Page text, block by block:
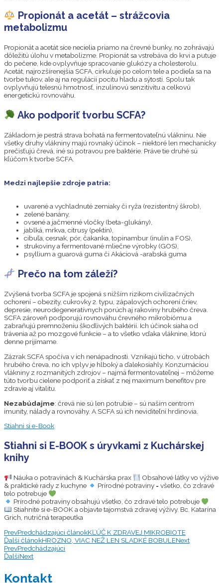
Propionát a acetát – strážcovia
metabolizmu
Propionát a acetát síce necielia priamo na črevné bunky, no zohrávajú
dôležitú úlohu v metabolizme. Propionát sa vstrebáva do krvi a putuje
do pečene, kde ovplyvňuje spracovanie glukózy a cholesterolu.
Acetát, najrozšírenejšia SCFA, cirkuluje po celom tele a podieľa sa na
tvorbe tukov, ale aj na regulácii pocitu hladu a sýtosti. Spolu tak
ovplyvňujú telesnú hmotnosť, inzulínovú senzitivitu a celkovú
energetickú rovnováhu.
Ako podporiť tvorbu SCFA?
Základom je pestrá strava bohatá na fermentovateľnú vlákninu. Nie
všetky druhy vlákniny majú rovnaký účinok – niektoré len mechanicky
prečisťujú črevá, iné sú potravou pre baktérie. Práve tie druhé sú
kľúčom k tvorbe SCFA.
Medzi najlepšie zdroje patria:
uvarené a vychladnuté zemiaky či ryža (rezistentný škrob),
zelené banány,
ovsené a jačmenné vločky (beta-glukány),
jablká, mrkva, citrusy (pektín),
cibuľa, cesnak, pór, čakanka, topinambur (inulín a FOS),
strukoviny a fermentované mliečne výrobky (GOS),
psyllium a guarová guma či Akáciová -arabská guma
Prečo na tom záleží?
Zvýšená tvorba SCFA je spojená s nižším rizikom civilizačných
ochorení – obezity, cukrovky 2. typu, zápalových ochorení čriev,
depresie, neurodegeneratívnych porúch aj rakoviny hrubého čreva.
SCFA zároveň podporujú rovnováhu črevného mikrobiómu a
zabraňujú premnoženiu škodlivých baktérií. Ich účinok siaha od
trávenia až po mozgové funkcie – a to všetko vďaka vláknine, ktorú
denne prijímame.
Zázrak SCFA spočíva v ich nenápadnosti. Vznikajú ticho, v útrobách
hrubého čreva, no ich vplyv je hlboký a ďalekosiahly. Konzumáciou
vlákniny z rozmanitých zdrojov – najmä fermentovateľnej – môžeme
túto tvorbu cielene podporiť a získať z nej maximum benefitov pre
zdravie aj vitalitu.
Nezabúdajme: črevá nie sú len potrubie – sú naším centrom
imunity, nálady a rovnováhy. A SCFA sú ich neviditeľní hrdinovia.
Stiahni si e-Book
Stiahni si E-BOOK s úryvkami z Kuchárskej
knihy
Náuka o potravinách & Kuchárska prax
Obsahové látky vo výžive
& praktické rady z kuchyne
Prírodné potraviny = všetko, čo zdravé
telo potrebuje
Prírodné potraviny obsahujú všetko, čo zdravé telo potrebuje
Stiahnite si e-BOOK a objavte tajomstvá zdravej výživy. Bc. Katarína
Grich, nutričná terapeutka
PrevPredchádzajúci článokKĽÚČ K ZDRAVEJ MIKROBIOTE
Ďalší článokHROZNO, VIAC NEŽ LEN SLADKÉ BOBULENext
PrevPredchádzajúci
ĎalšíNext
Kontakt